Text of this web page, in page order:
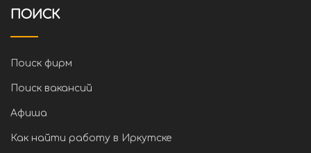
ПОИСК
Поиск фирм
Поиск вакансий
Афиша
Как найти работу в Иркутске